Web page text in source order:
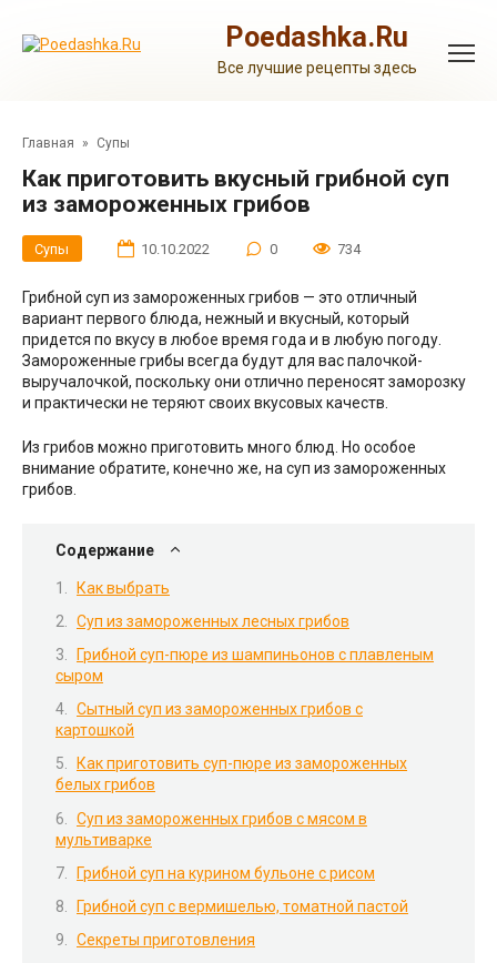
контенту
Poedashka.Ru
Все лучшие рецепты здесь
Главная » Супы
Как приготовить вкусный грибной суп
из замороженных грибов
Супы 10.10.2022 0 734
Грибной суп из замороженных грибов — это отличный
вариант первого блюда, нежный и вкусный, который
придется по вкусу в любое время года и в любую погоду.
Замороженные грибы всегда будут для вас палочкой-
выручалочкой, поскольку они отлично переносят заморозку
и практически не теряют своих вкусовых качеств.
Из грибов можно приготовить много блюд. Но особое
внимание обратите, конечно же, на суп из замороженных
грибов.
Содержание
Как выбрать
Суп из замороженных лесных грибов
Грибной суп-пюре из шампиньонов с плавленым
сыром
Сытный суп из замороженных грибов с
картошкой
Как приготовить суп-пюре из замороженных
белых грибов
Суп из замороженных грибов с мясом в
мультиварке
Грибной суп на курином бульоне с рисом
Грибной суп с вермишелью, томатной пастой
Секреты приготовления